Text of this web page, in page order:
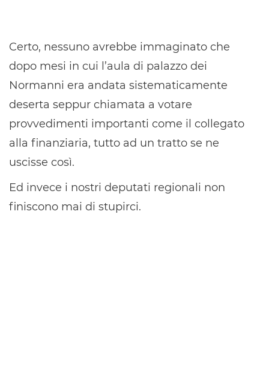
Certo, nessuno avrebbe immaginato che
dopo mesi in cui l’aula di palazzo dei
Normanni era andata sistematicamente
deserta seppur chiamata a votare
provvedimenti importanti come il collegato
alla finanziaria, tutto ad un tratto se ne
uscisse così.
Ed invece i nostri deputati regionali non
finiscono mai di stupirci.